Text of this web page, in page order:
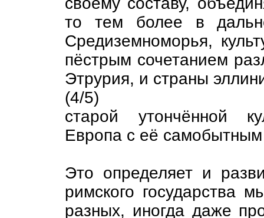
то тем более в
Средиземноморья,
пёстрым сочетанием
Этрурия, и страны
(4/5)
старой утончённой
Европа с её
Это определяет и
римского государства
разных, иногда даже